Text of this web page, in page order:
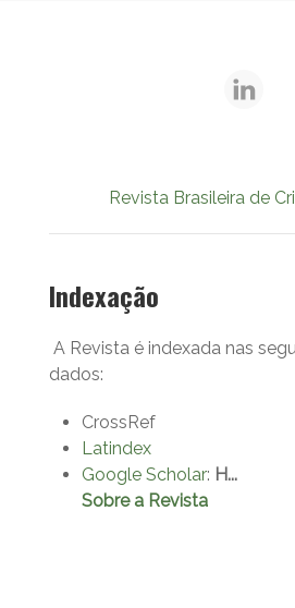
Revista Brasileira de
Indexação
A Revista é indexada nas
dados:
CrossRef
Latindex
Google Scholar: H...
Sobre a Revista